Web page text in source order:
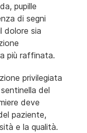
pupille
di segni
dolore sia
più raffinata.
privilegiata
del
deve
paziente,
e la qualità.